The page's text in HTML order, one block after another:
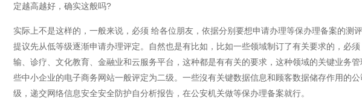
定越高越好，确实这般吗?
实际上不是这样的，一般来说，必须 给各位朋友，依据分别要想申请办理等保办理备案的测
提议先从低等级逐渐申请办理评定。自然也是有比如，比如一些领域制订了有关要求的，必
输、诊疗、文化教育、金融业和云服务平台，这种都是有有关的要求，这种领域的关键业务
些中小企业的电子商务网站一般评定为二级。一些沒有关键数据信息和顾客数据储存作用的
级，递交网络信息安全安全防护自分析报告，在公安机关做等保办理备案就行。